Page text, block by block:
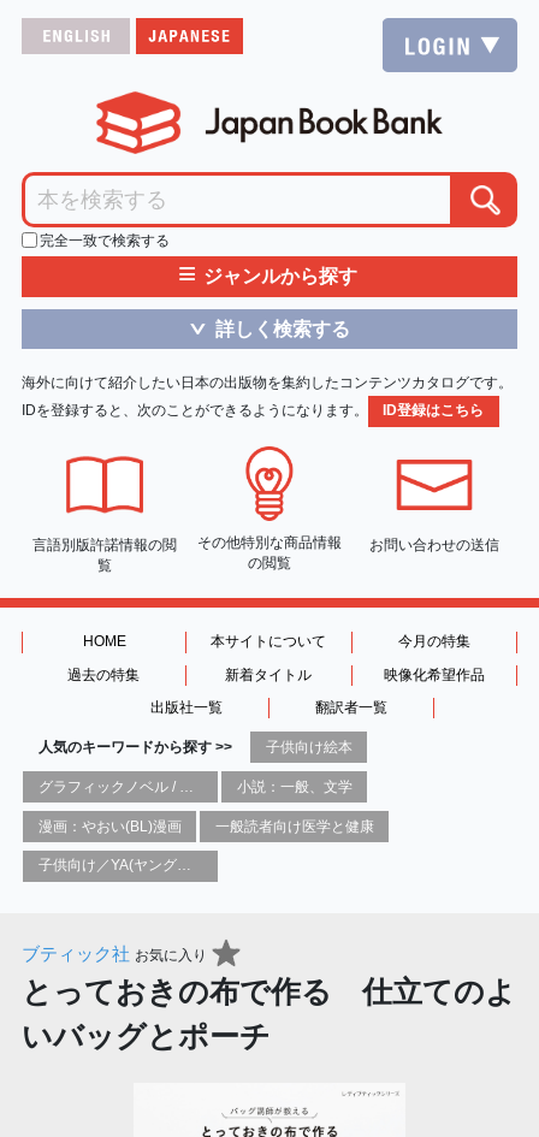
完全一致で検索する
≡ ジャンルから探す
＞ 詳しく検索する
海外に向けて紹介したい日本の出版物を集約したコンテンツカタログです。
IDを登録すると、次のことができるようになります。
ID登録はこちら
言語別版許諾情報の閲
覧
その他特別な商品情報
の閲覧
お問い合わせの送信
HOME 本サイトについて
今月の特集
過去の特集
新着タイトル
映像化希望作品
出版社一覧
翻訳者一覧
人気のキーワードから探す >> 子供向け絵本
小説：一般、文学
漫画：やおい(BL)漫画 一般読者向け医学と健康
子供向け／YA(ヤングアダルト)向け一般：芸術&芸術家
ブティック社 お気に入り
とっておきの布で作る 仕立てのよ
いバッグとポーチ